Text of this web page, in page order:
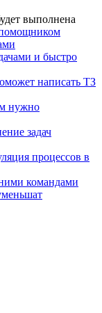
выполнена
и быстро
написать ТЗ
нужно
задач
процессов в
командами